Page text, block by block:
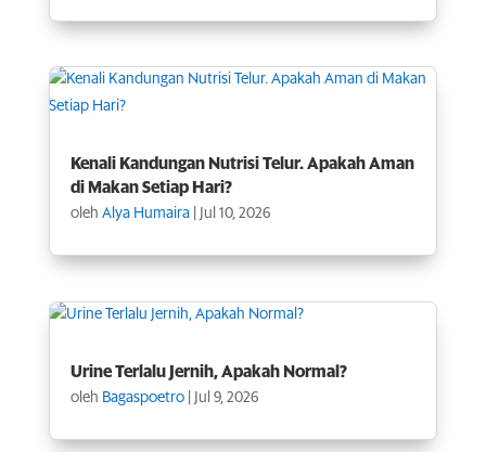
Kenali Kandungan Nutrisi Telur. Apakah Aman
di Makan Setiap Hari?
oleh Alya Humaira| Jul 10, 2026
Urine Terlalu Jernih, Apakah Normal?
oleh Bagaspoetro| Jul 9, 2026